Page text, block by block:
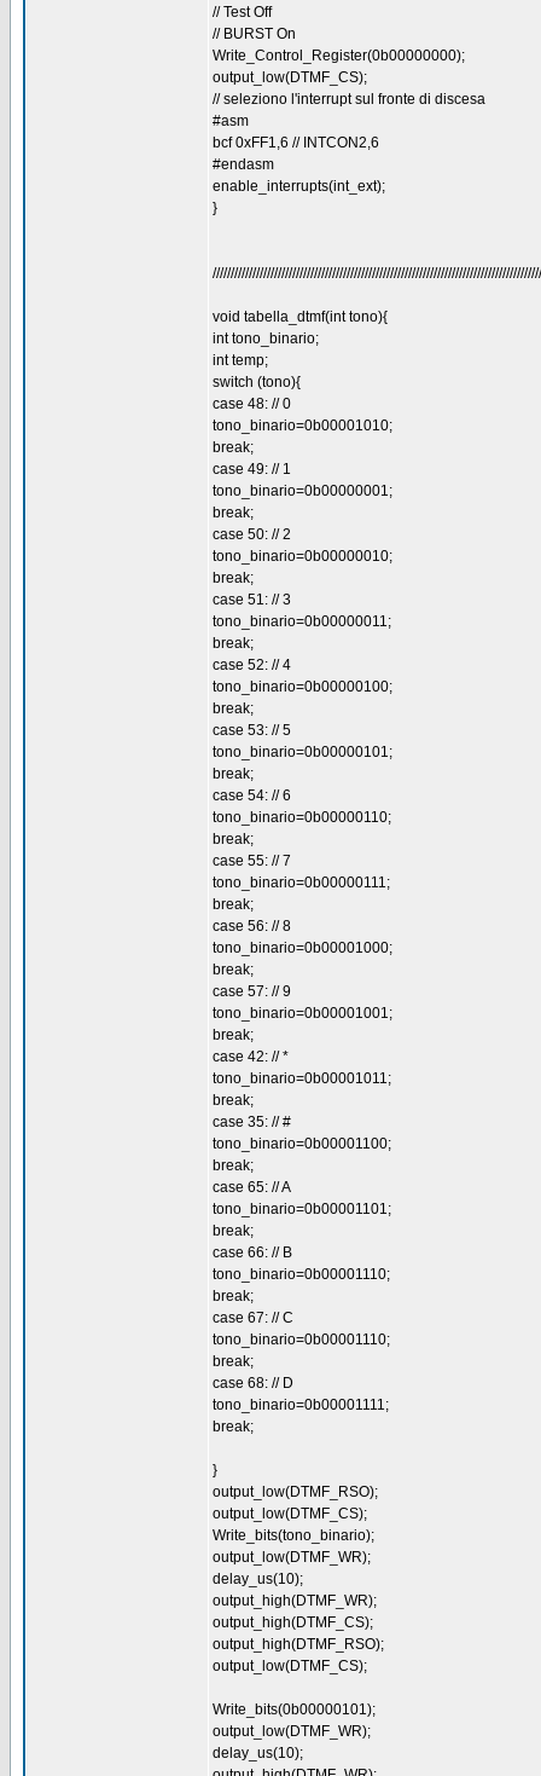
// Test Off
// BURST On
Write_Control_Register(0b00000000);
output_low(DTMF_CS);
// seleziono l'interrupt sul fronte di discesa
#asm
bcf 0xFF1,6 // INTCON2,6
#endasm
enable_interrupts(int_ext);
}
void tabella_dtmf(int tono){
int tono_binario;
int temp;
switch (tono){
case 48: // 0
tono_binario=0b00001010;
break;
case 49: // 1
tono_binario=0b00000001;
break;
case 50: // 2
tono_binario=0b00000010;
break;
case 51: // 3
tono_binario=0b00000011;
break;
case 52: // 4
tono_binario=0b00000100;
break;
case 53: // 5
tono_binario=0b00000101;
break;
case 54: // 6
tono_binario=0b00000110;
break;
case 55: // 7
tono_binario=0b00000111;
break;
case 56: // 8
tono_binario=0b00001000;
break;
case 57: // 9
tono_binario=0b00001001;
break;
case 42: // *
tono_binario=0b00001011;
break;
case 35: // #
tono_binario=0b00001100;
break;
case 65: // A
tono_binario=0b00001101;
break;
case 66: // B
tono_binario=0b00001110;
break;
case 67: // C
tono_binario=0b00001110;
break;
case 68: // D
tono_binario=0b00001111;
break;
}
output_low(DTMF_RSO);
output_low(DTMF_CS);
Write_bits(tono_binario);
output_low(DTMF_WR);
delay_us(10);
output_high(DTMF_WR);
output_high(DTMF_CS);
output_high(DTMF_RSO);
output_low(DTMF_CS);
Write_bits(0b00000101);
output_low(DTMF_WR);
delay_us(10);